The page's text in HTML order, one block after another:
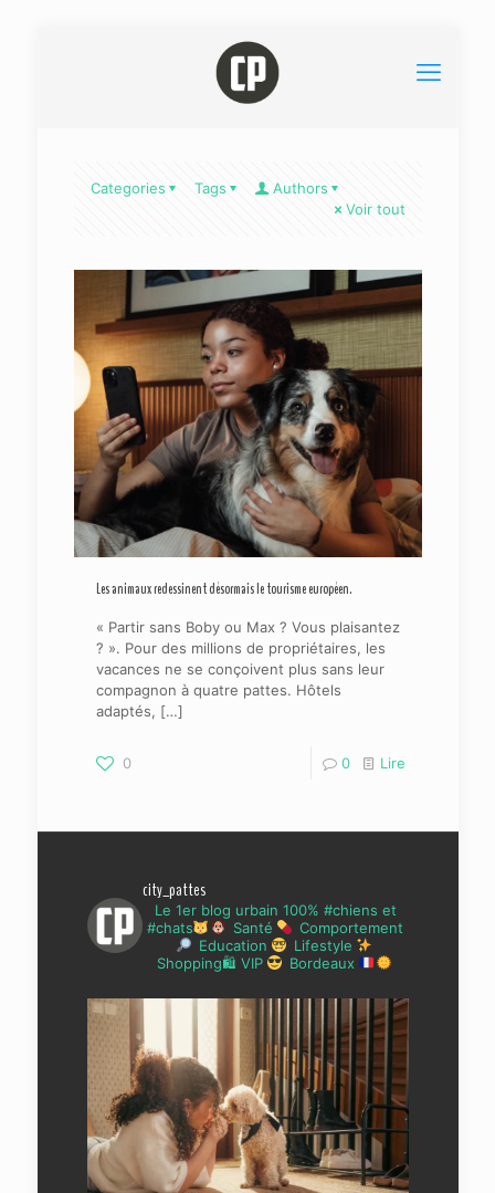
Categories Tags
Authors
Voir tout
Les animaux redessinent désormais le tourisme européen.
« Partir sans Boby ou Max ? Vous plaisantez
? ». Pour des millions de propriétaires, les
vacances ne se conçoivent plus sans leur
compagnon à quatre pattes. Hôtels
adaptés, […]
0 0 Lire
city_pattes
Le 1er blog urbain 100% #chiens et
#chats
Santé
Comportement
Education
Lifestyle
Shopping🛍 VIP
Bordeaux